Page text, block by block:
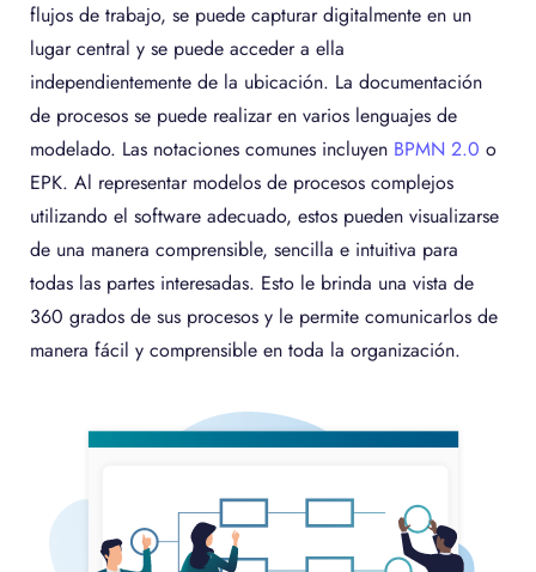
flujos de trabajo, se puede capturar digitalmente en un
lugar central y se puede acceder a ella
independientemente de la ubicación. La documentación
de procesos se puede realizar en varios lenguajes de
modelado. Las notaciones comunes incluyen BPMN 2.0 o
EPK. Al representar modelos de procesos complejos
utilizando el software adecuado, estos pueden visualizarse
de una manera comprensible, sencilla e intuitiva para
todas las partes interesadas. Esto le brinda una vista de
360 ​​grados de sus procesos y le permite comunicarlos de
manera fácil y comprensible en toda la organización.